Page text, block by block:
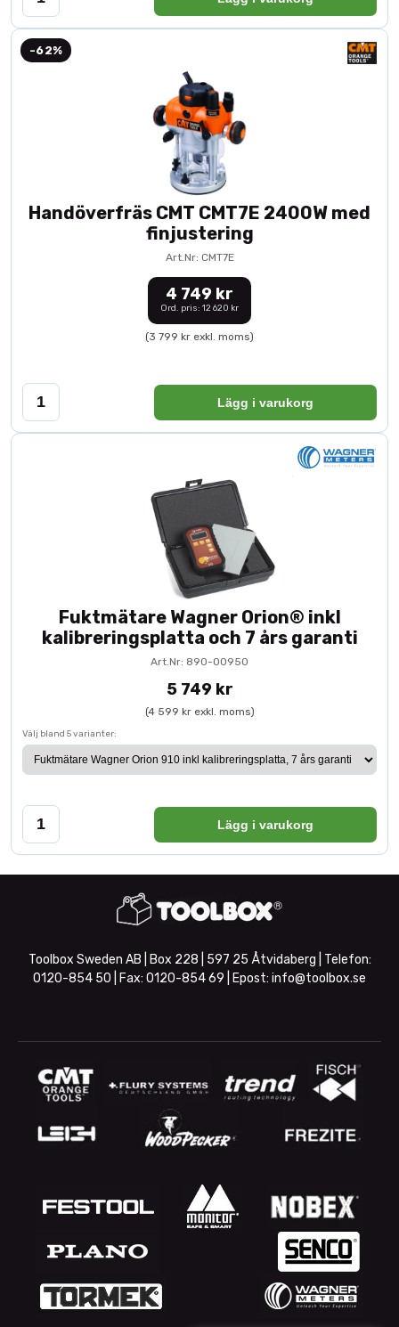
-62%
Handöverfräs CMT CMT7E 2400W med
finjustering
Art.Nr: CMT7E
4 749 kr
Ord. pris: 12 620 kr
(3 799 kr exkl. moms)
Lägg i varukorg
Fuktmätare Wagner Orion® inkl
kalibreringsplatta och 7 års garanti
Art.Nr: 890-00950
5 749 kr
(4 599 kr exkl. moms)
Välj bland 5 varianter:
Lägg i varukorg
Toolbox Sweden AB | Box 228 | 597 25 Åtvidaberg | Telefon:
0120-854 50 | Fax: 0120-854 69 | Epost: info@toolbox.se